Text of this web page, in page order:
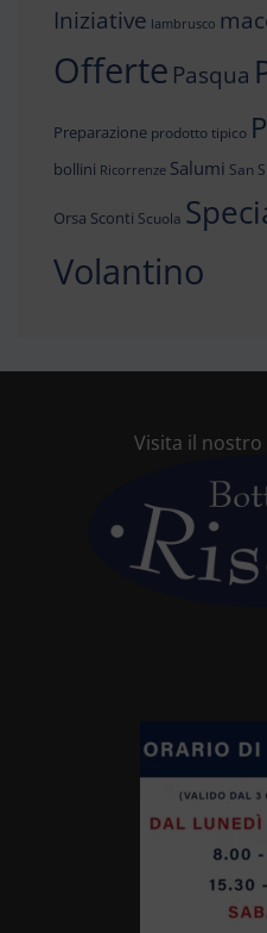
Iniziative lambrusco
Offerte Pasqua
Preparazione prodotto tipico
bollini Ricorrenze Salumi San
Orsa Sconti Scuola
Volantino
Visita il